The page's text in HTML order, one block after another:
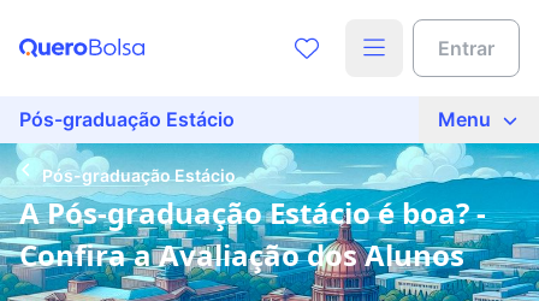
Entrar
Pós-graduação Estácio Menu
Pós-graduação Estácio
A Pós-graduação Estácio é boa? -
Confira a Avaliação dos Alunos